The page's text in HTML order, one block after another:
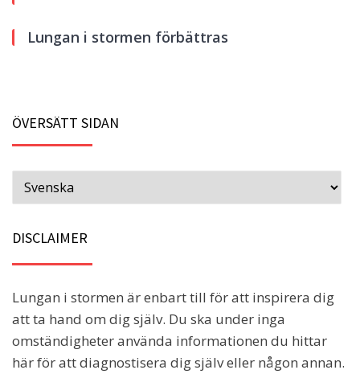
Lungan i stormen förbättras
ÖVERSÄTT SIDAN
DISCLAIMER
Lungan i stormen är enbart till för att inspirera dig
att ta hand om dig själv. Du ska under inga
omständigheter använda informationen du hittar
här för att diagnostisera dig själv eller någon annan.